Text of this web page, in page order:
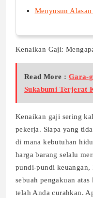
Menyusun
Kenaikan Gaji:
Read More : Gara-
Sukabumi Terjerat
Kenaikan gaji sering
pekerja. Siapa yang
di mana kebutuhan
harga barang selalu
pundi-pundi keuangan,
sebuah pengakuan
telah Anda curahkan.